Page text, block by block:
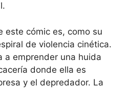
este cómic es, como su
de violencia cinética.
a emprender una huida
donde ella es
y el depredador. La